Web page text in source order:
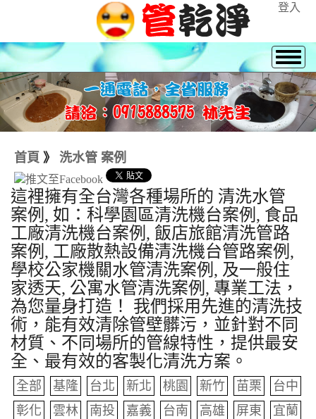
登入
首頁 》 洗水管 案例
這裡擁有全台灣各種場所的 清洗水管
案例, 如：科學園區清洗機台案例, 食品
工廠清洗機台案例, 飯店旅館清洗管路
案例, 工廠散熱設備清洗機台管路案例,
學校公家機關水管清洗案例, 及一般住
家透天, 公寓水管清洗案例, 專業工法，
為您量身打造！ 我們採用先進的清洗技
術，能有效清除管壁髒污，並針對不同
材質、不同場所的管線特性，提供最安
全、最有效的客製化清洗方案。
全部 基隆 台北 新北 桃園 新竹 苗栗
台中
彰化
雲林 南投 嘉義 台南 高雄 屏東
宜蘭